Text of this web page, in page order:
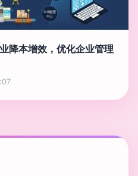
降本增效，优化企业管理